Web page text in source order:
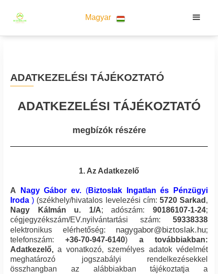
Magyar
ADATKEZELÉSI TÁJÉKOZTATÓ
ADATKEZELÉSI TÁJÉKOZTATÓ
megbízók részére
1. Az Adatkezelő
A Nagy Gábor ev. (Biztoslak Ingatlan és Pénzügyi
Iroda ) (székhely/hivatalos levelezési cím: 5720 Sarkad ,
Nagy Kálmán u. 1/A; adószám:90186107-1-24;
cégjegyzékszám/EV.nyilvántartási szám: 59338338
elektronikus elérhetőség: nagygabor@biztoslak.hu;
telefonszám:+36-70-947-6140) a továbbiakban:
Adatkezelő, a vonatkozó, személyes adatok védelmét
meghatározó jogszabályi rendelkezésekkel
összhangban az alábbiakban tájékoztatja a